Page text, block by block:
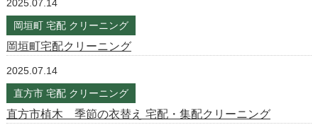
2025.07.14
岡垣町 宅配 クリーニング
岡垣町宅配クリーニング
2025.07.14
直方市 宅配 クリーニング
直方市植木 季節の衣替え 宅配・集配クリーニング